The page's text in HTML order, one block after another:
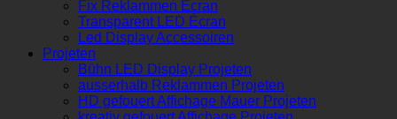
Fix Reklammen Écran
Transparent LED Écran
Led Display Accessoiren
Projeten
Bühn LED Display Projeten
ausserhalb Reklammen Projeten
HD gefouert Affichage Mauer Projeten